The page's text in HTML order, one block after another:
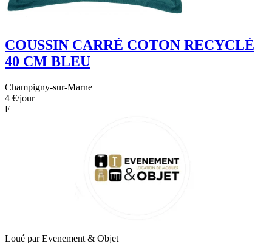
COUSSIN CARRÉ COTON RECYCLÉ
40 CM BLEU
Champigny-sur-Marne
4 €/jour
E
Loué parEvenement & Objet